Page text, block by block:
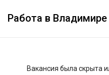
Работа в Владимире
Вакансия была скрыта